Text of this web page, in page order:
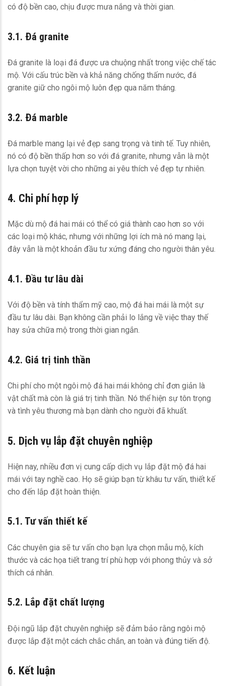
có độ bền cao, chịu được mưa nắng và thời gian.
3.1. Đá granite
Đá granite là loại đá được ưa chuộng nhất trong việc chế tác
mộ. Với cấu trúc bền và khả năng chống thấm nước, đá
granite giữ cho ngôi mộ luôn đẹp qua năm tháng.
3.2. Đá marble
Đá marble mang lại vẻ đẹp sang trọng và tinh tế. Tuy nhiên,
nó có độ bền thấp hơn so với đá granite, nhưng vẫn là một
lựa chọn tuyệt vời cho những ai yêu thích vẻ đẹp tự nhiên.
4. Chi phí hợp lý
Mặc dù mộ đá hai mái có thể có giá thành cao hơn so với
các loại mộ khác, nhưng với những lợi ích mà nó mang lại,
đây vẫn là một khoản đầu tư xứng đáng cho người thân yêu.
4.1. Đầu tư lâu dài
Với độ bền và tính thẩm mỹ cao, mộ đá hai mái là một sự
đầu tư lâu dài. Bạn không cần phải lo lắng về việc thay thế
hay sửa chữa mộ trong thời gian ngắn.
4.2. Giá trị tinh thần
Chi phí cho một ngôi mộ đá hai mái không chỉ đơn giản là
vật chất mà còn là giá trị tinh thần. Nó thể hiện sự tôn trọng
và tình yêu thương mà bạn dành cho người đã khuất.
5. Dịch vụ lắp đặt chuyên nghiệp
Hiện nay, nhiều đơn vị cung cấp dịch vụ lắp đặt mộ đá hai
mái với tay nghề cao. Họ sẽ giúp bạn từ khâu tư vấn, thiết kế
cho đến lắp đặt hoàn thiện.
5.1. Tư vấn thiết kế
Các chuyên gia sẽ tư vấn cho bạn lựa chọn mẫu mộ, kích
thước và các họa tiết trang trí phù hợp với phong thủy và sở
thích cá nhân.
5.2. Lắp đặt chất lượng
Đội ngũ lắp đặt chuyên nghiệp sẽ đảm bảo rằng ngôi mộ
được lắp đặt một cách chắc chắn, an toàn và đúng tiến độ.
6. Kết luận